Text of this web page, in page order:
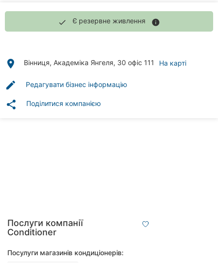
Рівне
done Є резервне живлення info
place Вінниця, Академіка Янгеля, 30 офіс 111 На карті
edit Редагувати бізнес інформацію
share Поділитися компанією
Послуги компанії
Сonditioner
Посулуги магазинів кондиціонерів: